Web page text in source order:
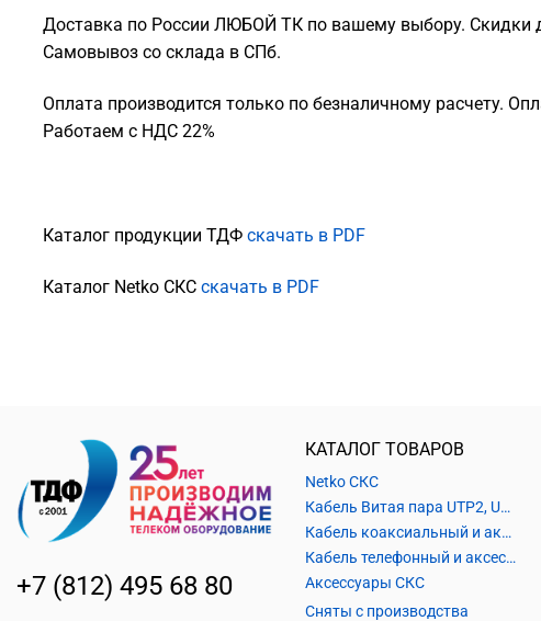
Доставка по России ЛЮБОЙ ТК по вашему выбору. Скидки
Самовывоз со склада в СПб.
Оплата производится только по безналичному расчету.
Работаем с НДС 22%
Каталог продукции ТДФ скачать в PDF
Каталог Netko СКС скачать в PDF
+7 (812) 495 68 80
КАТАЛОГ ТОВАРОВ
Netko СКС
Кабель Витая пара UTP2, UTP4, FTP2, FTP4
Кабель коаксиальный и аксессуары
Кабель телефонный и аксессуары
Аксессуары СКС
Сняты с производства